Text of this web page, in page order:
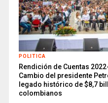
POLITICA
Rendición de Cuentas
Cambio del presidente
legado histórico de $8,7
colombianos